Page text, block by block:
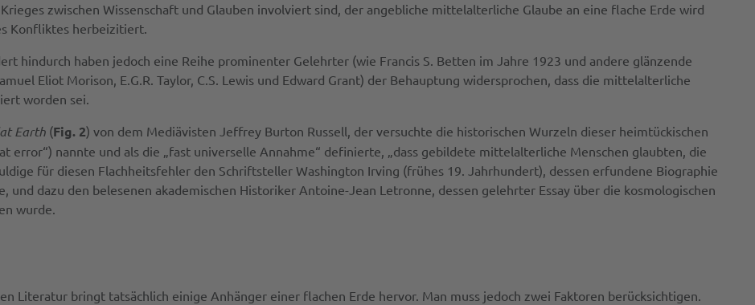
zwischen Wissenschaft und Glauben involviert sind, der angebliche mittelalterliche Glaube an eine flache Erde wird
Konfliktes herbeizitiert.
hindurch haben jedoch eine Reihe prominenter Gelehrter (wie Francis S. Betten im Jahre 1923 und andere glänzende
Eliot Morison, E.G.R. Taylor, C.S. Lewis und Edward Grant) der Behauptung widersprochen, dass die mittelalterliche
worden sei.
Earth (Fig. 2) von dem Mediävisten Jeffrey Burton Russell, der versuchte die historischen Wurzeln dieser heimtückischen
error“) nannte und als die „fast universelle Annahme“ definierte, „dass gebildete mittelalterliche Menschen glaubten, die
für diesen Flachheitsfehler den Schriftsteller Washington Irving (frühes 19. Jahrhundert), dessen erfundene Biographie
und dazu den belesenen akademischen Historiker Antoine-Jean Letronne, dessen gelehrter Essay über die kosmologischen
wurde.
Literatur bringt tatsächlich einige Anhänger einer flachen Erde hervor. Man muss jedoch zwei Faktoren berücksichtigen.